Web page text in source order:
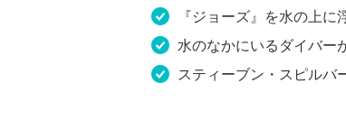
『ジョーズ』を水の上に
水のなかにいるダイバー
スティーブン・スピルバ